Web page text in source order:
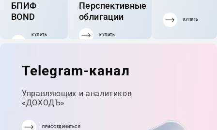
БПИФ
BOND
КУПИТЬ
Перспективные
облигации
КУПИТЬ
КУПИТЬ
Telegram-канал
Управляющих и аналитиков
«ДОХОДЪ»
ПРИСОЕДИНИТЬСЯ